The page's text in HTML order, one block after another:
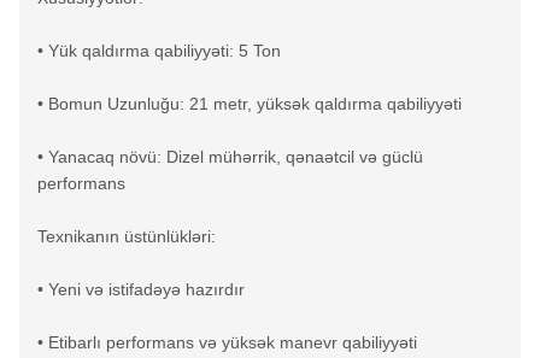
• Yük qaldırma qabiliyyəti: 5 Ton
• Bomun Uzunluğu: 21 metr, yüksək qaldırma qabiliyyəti
• Yanacaq növü: Dizel mühərrik, qənaətcil və güclü
performans
Texnikanın üstünlükləri:
• Yeni və istifadəyə hazırdır
• Etibarlı performans və yüksək manevr qabiliyyəti